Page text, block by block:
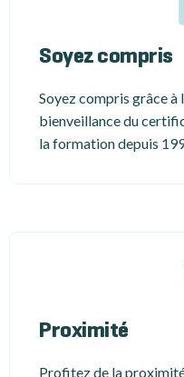
Soyez compris
Soyez compris grâce à
bienveillance du
la formation depuis
Proximité
Profitez de la